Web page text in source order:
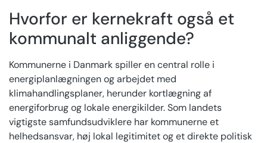
Hvorfor er kernekraft også et
kommunalt anliggende?
Kommunerne i Danmark spiller en central rolle i
energiplanlægningen og arbejdet med
klimahandlingsplaner, herunder kortlægning af
energiforbrug og lokale energikilder. Som landets
vigtigste samfundsudviklere har kommunerne et
helhedsansvar, høj lokal legitimitet og et direkte politisk